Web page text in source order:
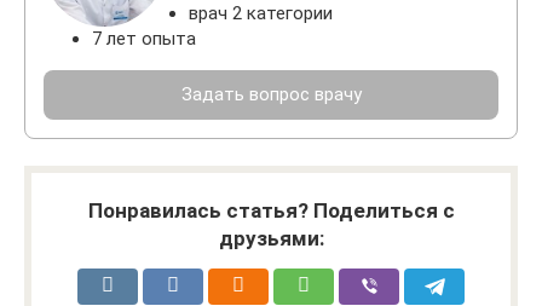
врач 2 категории
7 лет опыта
Задать вопрос врачу
Понравилась статья? Поделиться с
друзьями: